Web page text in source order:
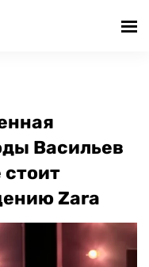
Васильев
стоит
Zara